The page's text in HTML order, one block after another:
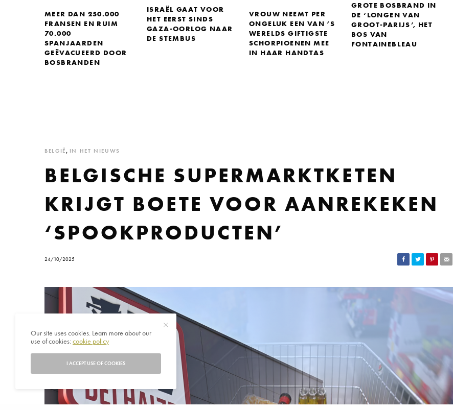
MEER DAN 250.000
FRANSEN EN RUIM
70.000
SPANJAARDEN
GEËVACUEERD DOOR
BOSBRANDEN
ISRAËL GAAT VOOR
HET EERST SINDS
GAZA-OORLOG NAAR
DE STEMBUS
VROUW NEEMT PER
ONGELUK EEN VAN ‘S
WERELDS GIFTIGSTE
SCHORPIOENEN MEE
IN HAAR HANDTAS
GROTE BOSBRAND IN
DE ‘LONGEN VAN
GROOT-PARIJS’, HET
BOS VAN
FONTAINEBLEAU
BELGIË , IN HET NIEUWS
BELGISCHE SUPERMARKTKETEN
KRIJGT BOETE VOOR AANREKEKEN
‘SPOOKPRODUCTEN’
24/10/2025
Our site uses cookies. Learn more about our
use of cookies:cookie policy
I ACCEPT USE OF COOKIES